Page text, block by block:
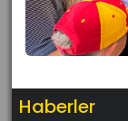
Haberler